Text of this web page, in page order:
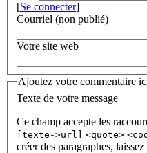
[Se connecter]
Courriel (non publié)
Votre site web
Ajoutez votre commentaire
Texte de votre message
Ce champ accepte les
[texte->url] <quote>
créer des paragraphes,